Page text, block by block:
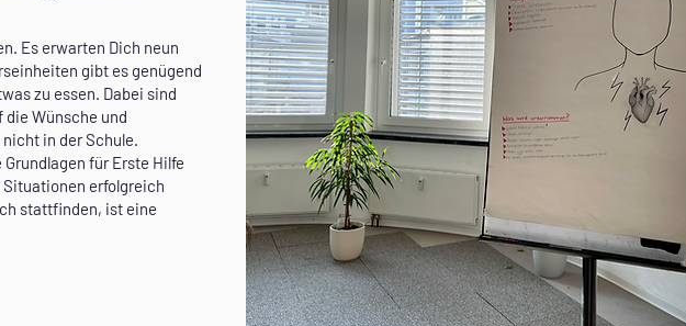
Es erwarten Dich neun
gibt es genügend
zu essen. Dabei sind
die Wünsche und
in der Schule.
für Erste Hilfe
Situationen erfolgreich
stattfinden, ist eine